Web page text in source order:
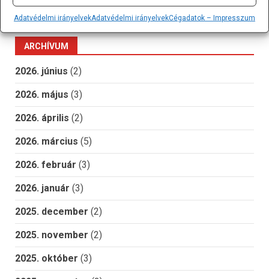
Adatvédelmi irányelvekAdatvédelmi irányelvekCégadatok – Impresszum
Zener
április 1 óra
ARCHÍVUM
2026. június (2)
2026. május (3)
2026. április (2)
2026. március (5)
2026. február (3)
2026. január (3)
2025. december (2)
2025. november (2)
2025. október (3)